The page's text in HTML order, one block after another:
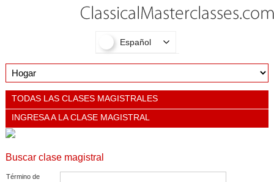
Español
TODAS LAS CLASES MAGISTRALES
INGRESA A LA CLASE MAGISTRAL
Buscar clase magistral
Término de